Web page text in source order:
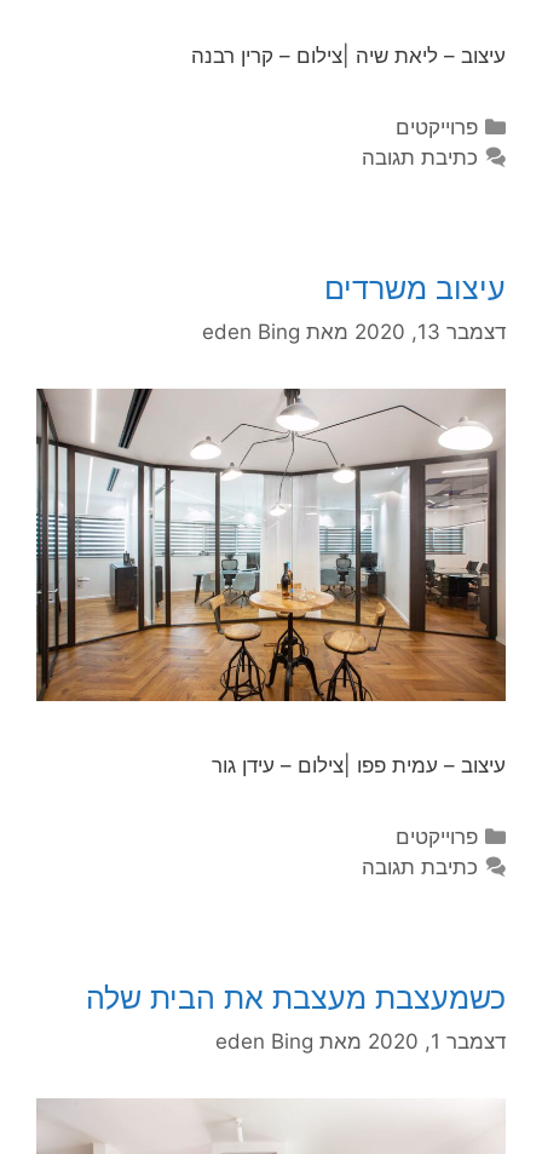
עיצוב – ליאת שיה |צילום – קרין רבנה
פרוייקטים
כתיבת תגובה
עיצוב משרדים
דצמבר 13, 2020 מאת eden Bing
עיצוב – עמית פפו |צילום – עידן גור
פרוייקטים
כתיבת תגובה
כשמעצבת מעצבת את הבית שלה
דצמבר 1, 2020 מאת eden Bing